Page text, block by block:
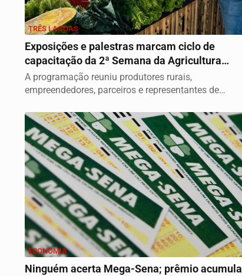
TRÊS LAGOAS
Exposições e palestras marcam ciclo de
capacitação da 2ª Semana da Agricultura
Familiar em...
A programação reuniu produtores rurais,
empreendedores, parceiros e representantes de
ECONOMIA
Ninguém acerta Mega-Sena; prêmio acumula